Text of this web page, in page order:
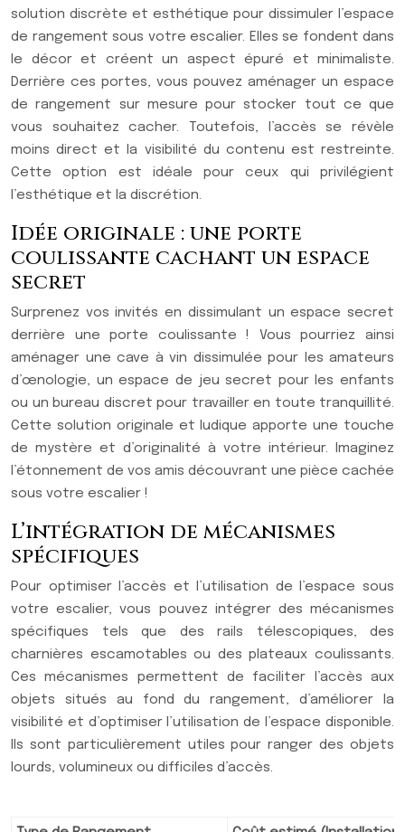
solution discrète et esthétique pour dissimuler l’espace
de rangement sous votre escalier. Elles se fondent dans
le décor et créent un aspect épuré et minimaliste.
Derrière ces portes, vous pouvez aménager un espace
de rangement sur mesure pour stocker tout ce que
vous souhaitez cacher. Toutefois, l’accès se révèle
moins direct et la visibilité du contenu est restreinte.
Cette option est idéale pour ceux qui privilégient
l’esthétique et la discrétion.
Idée originale : une porte
coulissante cachant un espace
secret
Surprenez vos invités en dissimulant un espace secret
derrière une porte coulissante ! Vous pourriez ainsi
aménager une cave à vin dissimulée pour les amateurs
d’œnologie, un espace de jeu secret pour les enfants
ou un bureau discret pour travailler en toute tranquillité.
Cette solution originale et ludique apporte une touche
de mystère et d’originalité à votre intérieur. Imaginez
l’étonnement de vos amis découvrant une pièce cachée
sous votre escalier !
L’intégration de mécanismes
spécifiques
Pour optimiser l’accès et l’utilisation de l’espace sous
votre escalier, vous pouvez intégrer des mécanismes
spécifiques tels que des rails télescopiques, des
charnières escamotables ou des plateaux coulissants.
Ces mécanismes permettent de faciliter l’accès aux
objets situés au fond du rangement, d’améliorer la
visibilité et d’optimiser l’utilisation de l’espace disponible.
Ils sont particulièrement utiles pour ranger des objets
lourds, volumineux ou difficiles d’accès.